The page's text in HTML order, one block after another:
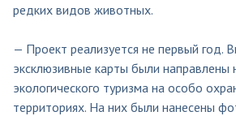
редких видов животных.
— Проект реализуется не первый год.
эксклюзивные карты были направлены
экологического туризма на особо
территориях. На них были нанесены